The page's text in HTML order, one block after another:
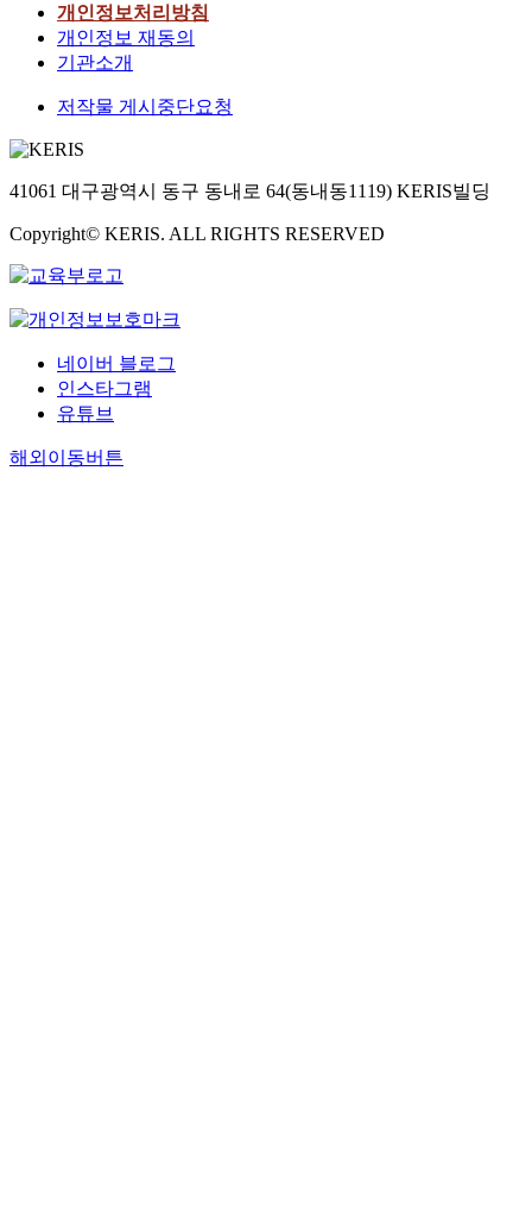
개인정보처리방침
개인정보 재동의
기관소개
저작물 게시중단요청
41061 대구광역시 동구 동내로 64(동내동1119) KERIS빌딩
Copyright© KERIS. ALL RIGHTS RESERVED
네이버 블로그
인스타그램
유튜브
해외이동버튼